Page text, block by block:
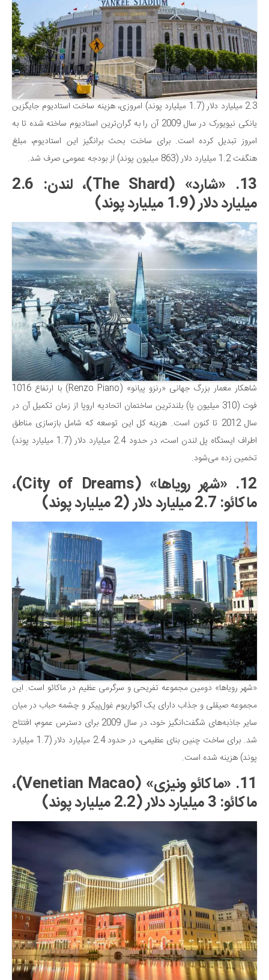
2.3 میلیارد دلار (1.7 میلیارد پوند) امروزی، هزینه ساخت استادیوم جایگزین
یانکی نیویورک در سال 2009 آن را به گران‌ترین استادیوم ساخته شده تا به
امروز تبدیل کرده است. برای ساخت بحث برانگیز این استادیوم، مبلغ
هنگفت 1.2 میلیارد دلار (863 میلیون پوند) از بودجه عمومی صرف شد.
13. «شارد» (The Shard)، لندن: 2.6
میلیارد دلار (1.9 میلیارد پوند)
شاهکار معمار بزرگ جهانی «رنزو پیانو» (Renzo Piano) با ارتفاع 1016
فوت (310 میلیون پا) بلندترین ساختمان اتحادیه اروپا از زمان تکمیل آن در
سال 2012 تا کنون است. هزینه کل این توسعه که شامل بازسازی مناطق
اطراف ایستگاه پل لندن است، در حدود 2.4 میلیارد دلار (1.7 میلیارد پوند)
تخمین زده می‌شود.
12. «شهر رویاها» (City of Dreams)،
ماکائو: 2.7 میلیارد دلار (2 میلیارد پوند)
«شهر رویاها» دومین مجموعه تفریحی و سرگرمی عظیم در ماکائو است. این
مجموعه صیقلی و جذاب دارای یک آکواریوم غول‌پیکر و چشمه حباب در میان
سایر جاذبه‌های شگفت‌انگیز خود، در سال 2009 برای دسترس عموم، افتتاح
شد. برای ساخت چنین بنای عظیمی، در حدود 2.4 میلیارد دلار (1.7 میلیارد
پوند) هزینه شده است.
11. «ماکائو ونیزی» (Venetian Macao)،
ماکائو: 3 میلیارد دلار (2.2 میلیارد پوند)